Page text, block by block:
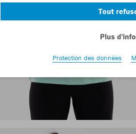
Tout
Plus
Protection des données